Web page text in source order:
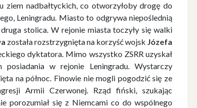
ziem nadbałtyckich, co otworzyłoby drogę do
Leningradu. Miasto to odgrywa niepoślednią
stolica. W rejonie miasta toczyły się walki
została rozstrzygnięta na korzyść wojsk Józefa
dyktatora. Mimo wszystko ZSRR uzyskał
w rejonie Leningradu. Wystarczy
na północ. Finowie nie mogli pogodzić się ze
Armii Czerwonej. Rząd fiński, szukając
porozumiał się z Niemcami co do wspólnego